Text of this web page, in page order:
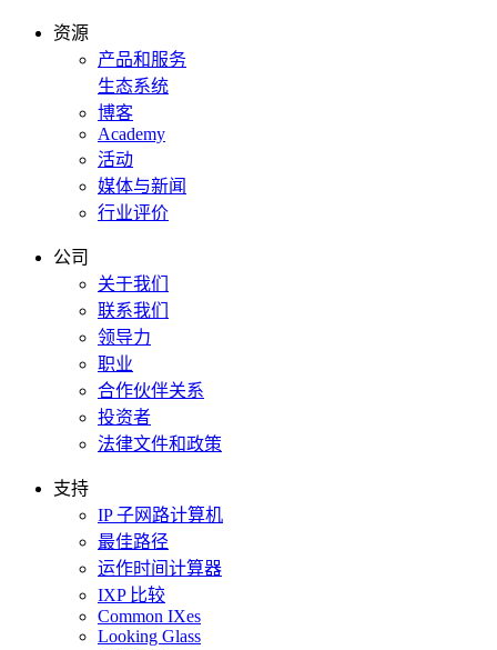
资源
产品和服务
生态系统
博客
Academy
活动
媒体与新闻
行业评价
公司
关于我们
联系我们
领导力
职业
合作伙伴关系
投资者
法律文件和政策
支持
IP 子网路计算机
最佳路径
运作时间计算器
IXP 比较
Common IXes
Looking Glass